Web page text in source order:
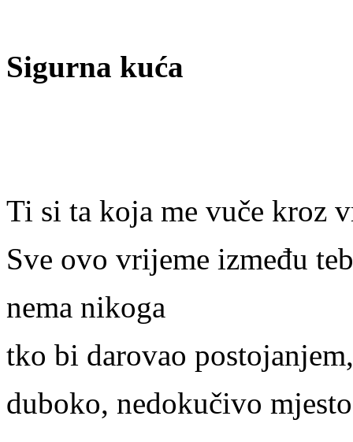
Sigurna kuća
Ti si ta koja me vuče kroz
Sve ovo vrijeme između
nema nikoga
tko bi darovao
duboko, nedokučivo